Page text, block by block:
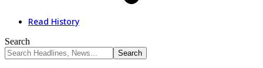
Read History
Search